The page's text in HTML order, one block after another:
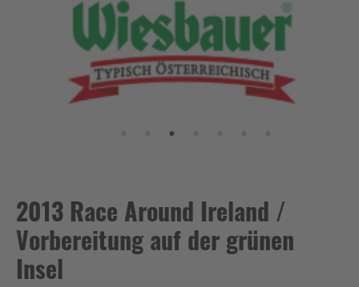
2013 Race Around Ireland /
Vorbereitung auf der grünen
Insel